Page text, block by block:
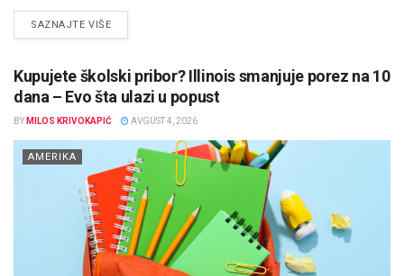
SAZNAJTE VIŠEDETAILS
Kupujete školski pribor? Illinois smanjuje porez na 10
dana – Evo šta ulazi u popust
BY MILOS KRIVOKAPIĆ AVGUST 4, 2026
AMERIKA